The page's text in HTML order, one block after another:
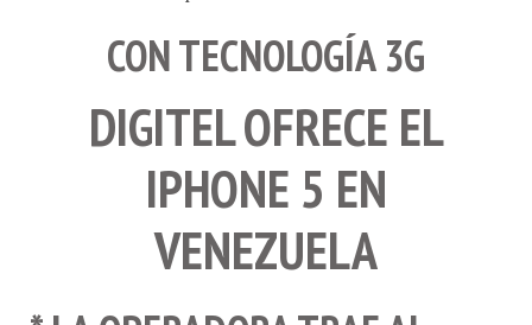
CON TECNOLOGÍA 3G
DIGITEL OFRECE EL
IPHONE 5 EN
VENEZUELA